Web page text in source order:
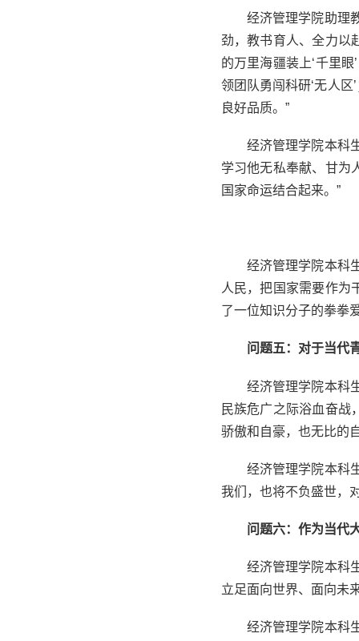
经济管理学院助理
劲，教书育人、全力以
的万里海疆装上‘千里
领团队勇闯科研‘无人
良好品质。”
经济管理学院本科
学习他无私奉献、甘为
国家命运结合起来。”
经济管理学院本科
人民，把国家需要作为
了一位知识分子的拳拳
问题五：对于当代
经济管理学院本科
民族危广之际浴血奋战
骄傲和自豪，也无比的
经济管理学院本科
我们，也将不负盛世，
问题六：作为当代
经济管理学院本科
立足面向世界、面向未
经济管理学院本科